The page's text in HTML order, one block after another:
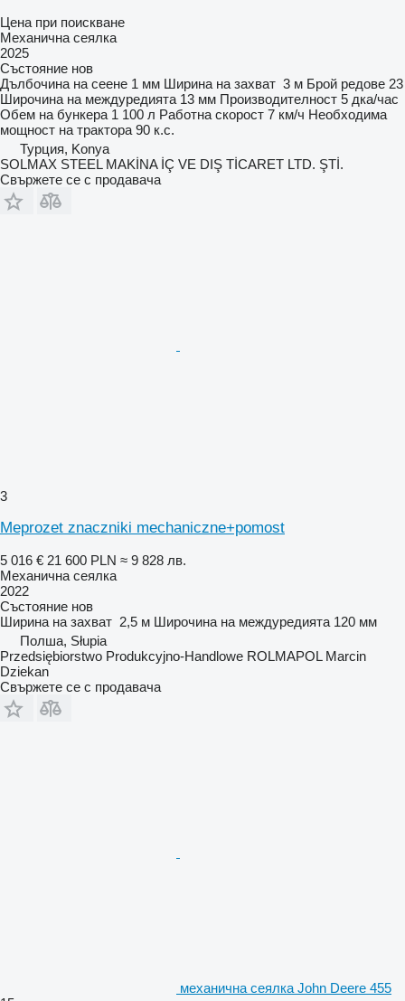
Цена при поискване
Механична сеялка
2025
Състояние нов
Дълбочина на сеене 1 мм Ширина на захват 3 м Брой редове 23
Широчина на междуредията 13 мм Производителност 5 дка/час
Обем на бункера 1 100 л Работна скорост 7 км/ч Необходима
мощност на трактора 90 к.с.
Турция, Konya
SOLMAX STEEL MAKİNA İÇ VE DIŞ TİCARET LTD. ŞTİ.
Свържете се с продавача
3
Meprozet znaczniki mechaniczne+pomost
5 016 € 21 600 PLN ≈ 9 828 лв.
Механична сеялка
2022
Състояние нов
Ширина на захват 2,5 м Широчина на междуредията 120 мм
Полша, Słupia
Przedsiębiorstwo Produkcyjno-Handlowe ROLMAPOL Marcin
Dziekan
Свържете се с продавача
механична сеялка John Deere 455